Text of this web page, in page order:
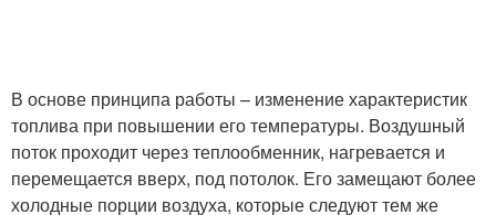
В основе принципа работы – изменение характеристик
топлива при повышении его температуры. Воздушный
поток проходит через теплообменник, нагревается и
перемещается вверх, под потолок. Его замещают более
холодные порции воздуха, которые следуют тем же